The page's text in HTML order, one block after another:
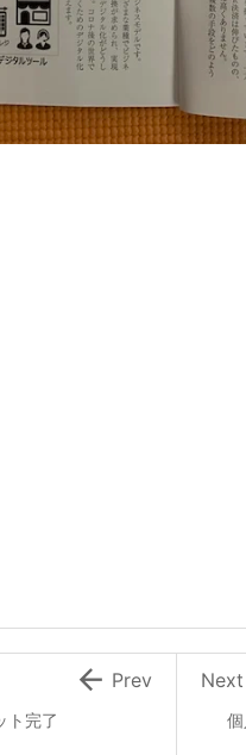
Next
ト完了
 Prev